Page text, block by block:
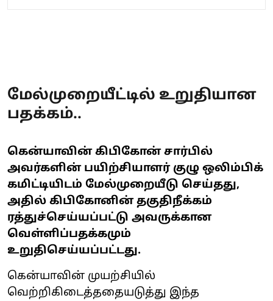
மேல்முறையீட்டில் உறுதியான
பதக்கம்..
கென்யாவின் கிபிகோன் சார்பில்
அவர்களின் பயிற்சியாளர் குழு ஒலிம்பிக்
கமிட்டியிடம் மேல்முறையீடு செய்தது,
அதில் கிபிகோனின் தகுதிநீக்கம்
ரத்துச்செய்யப்பட்டு அவருக்கான
வெள்ளிப்பதக்கமும்
உறுதிசெய்யப்பட்டது.
கென்யாவின் முயற்சியில்
வெற்றிகிடைத்ததையடுத்து இந்த